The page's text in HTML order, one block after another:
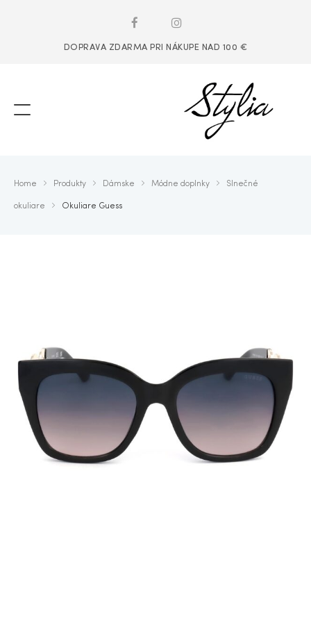
DOPRAVA ZDARMA PRI NÁKUPE NAD 100 €
Home Produkty Dámske Módne doplnky Slnečné
okuliare Okuliare Guess